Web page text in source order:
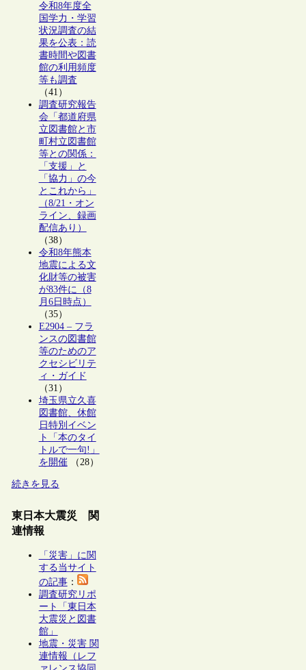
令和8年度全
国学力・学習
状況調査の結
果を公表：読
書時間や図書
館の利用頻度
等も調査
（41）
調査研究報告
会「都道府県
立図書館と市
町村立図書館
等との関係：
「支援」と
「協力」の今
とこれから」
（8/21・オン
ライン、録画
配信あり）
（38）
令和8年熊本
地震による文
化財等の被害
が83件に（8
月6日時点）
（35）
E2904 – フラ
ンスの図書館
等のためのア
クセシビリテ
ィ・ガイド
（31）
埼玉県立久喜
図書館、休館
日特別イベン
ト「本のタイ
トルで一句!」
を開催（28）
続きを見る
東日本大震災 関
連情報
「災害」に関
する当サイト
の記事：
調査研究リポ
ート「東日本
大震災と図書
館」
地震・災害 関
連情報（レフ